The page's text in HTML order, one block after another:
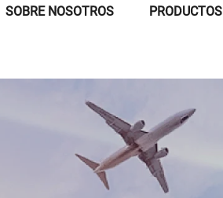
SOBRE NOSOTROS PRODUCTOS